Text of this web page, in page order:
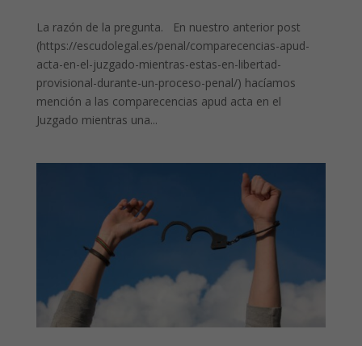
La razón de la pregunta. En nuestro anterior post
(https://escudolegal.es/penal/comparecencias-apud-
acta-en-el-juzgado-mientras-estas-en-libertad-
provisional-durante-un-proceso-penal/) hacíamos
mención a las comparecencias apud acta en el
Juzgado mientras una...